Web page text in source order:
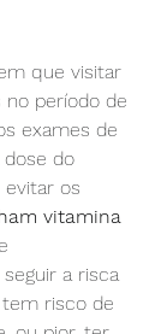
que visitar
período de
exames de
dose do
os
vitamina
a risca
risco de